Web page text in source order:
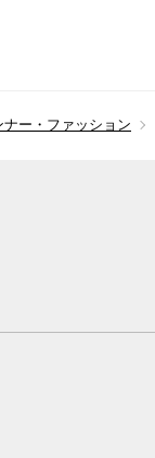
ナー・ファッション